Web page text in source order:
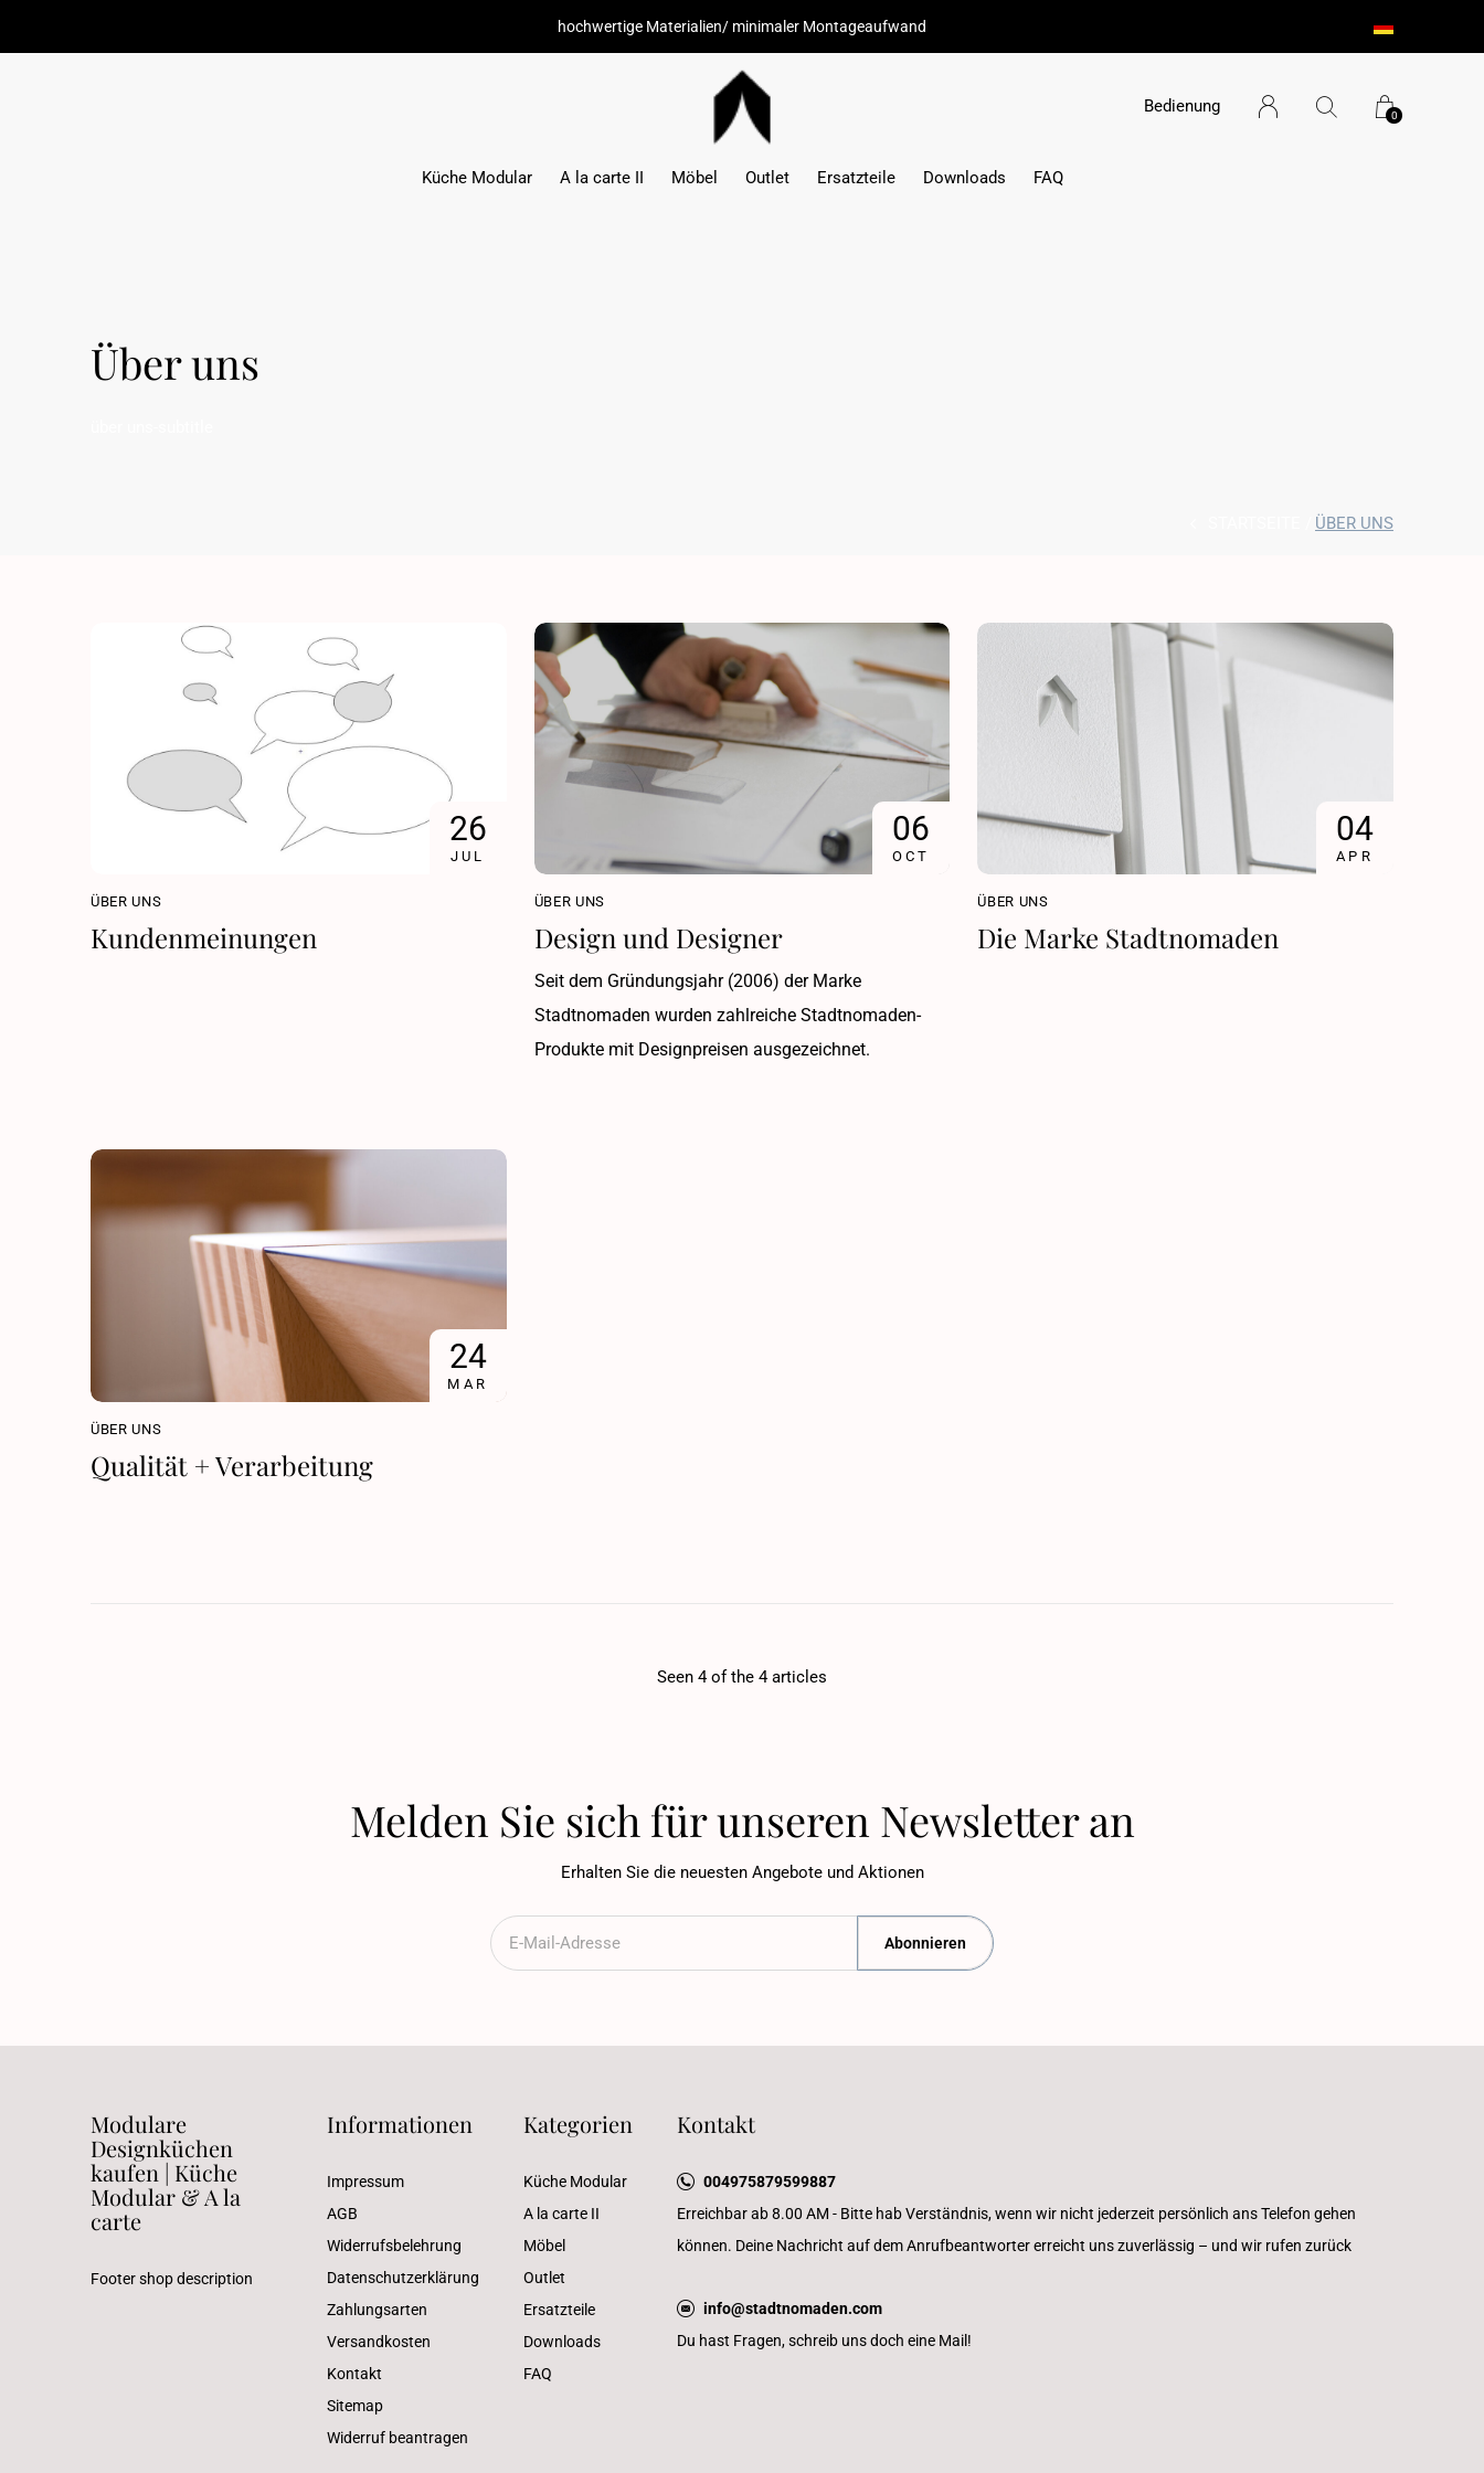
Küche Modular A la carte II Möbel Outlet Ersatzteile Downloads FAQ
Bedienung 0
hochwertige Materialien/ minimaler Montageaufwand
Über uns
ÜBER UNS
26
JUL
ÜBER UNS
Kundenmeinungen
06
OCT
ÜBER UNS
Design und Designer
Seit dem Gründungsjahr (2006) der Marke
Stadtnomaden wurden zahlreiche Stadtnomaden-
Produkte mit Designpreisen ausgezeichnet.
04
APR
ÜBER UNS
Die Marke Stadtnomaden
24
MAR
ÜBER UNS
Qualität + Verarbeitung
Seen 4 of the 4 articles
Melden Sie sich für unseren Newsletter an
Erhalten Sie die neuesten Angebote und Aktionen
Abonnieren
Modulare
Designküchen
kaufen | Küche
Modular & A la
carte
Footer shop description
Informationen
Impressum
AGB
Widerrufsbelehrung
Datenschutzerklärung
Zahlungsarten
Versandkosten
Kontakt
Sitemap
Widerruf beantragen
Kategorien
Küche Modular
A la carte II
Möbel
Outlet
Ersatzteile
Downloads
FAQ
Kontakt
004975879599887
Erreichbar ab 8.00 AM - Bitte hab Verständnis, wenn wir nicht jederzeit persönlich ans Telefon gehen
können. Deine Nachricht auf dem Anrufbeantworter erreicht uns zuverlässig – und wir rufen zurück
info@stadtnomaden.com
Du hast Fragen, schreib uns doch eine Mail!